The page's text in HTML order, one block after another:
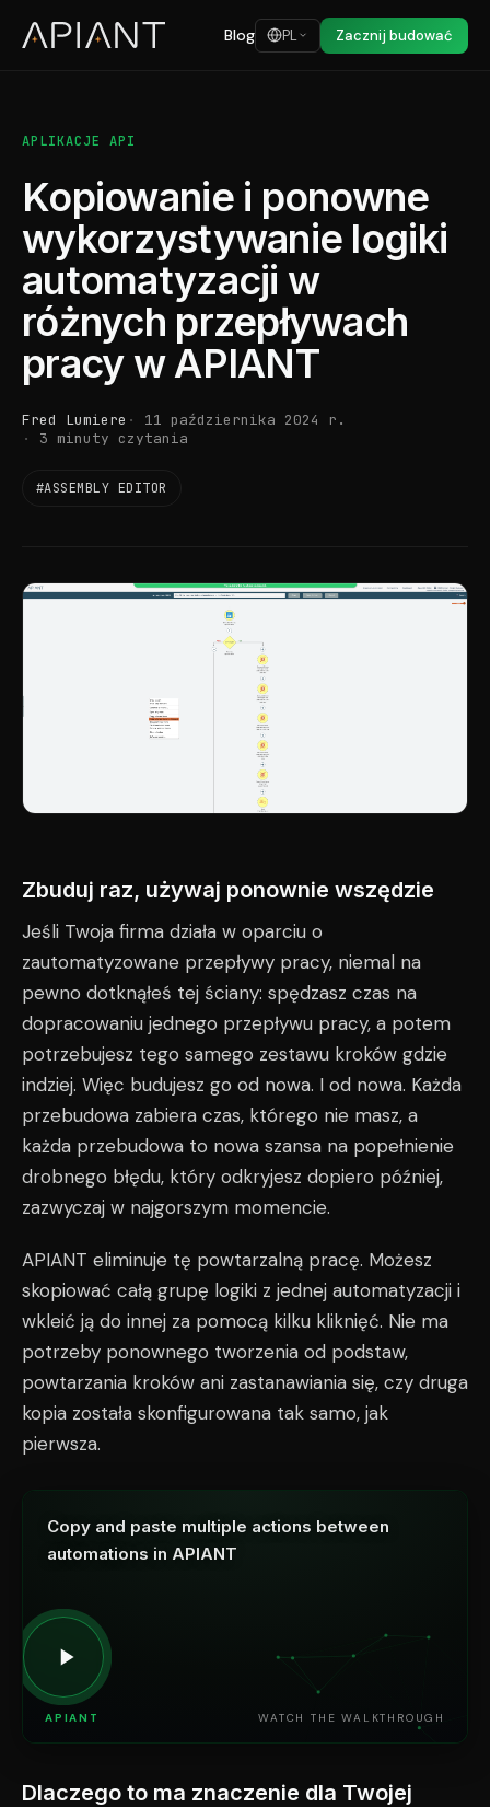
Blog PL Zacznij budować
APLIKACJE API
Kopiowanie i ponowne
wykorzystywanie logiki
automatyzacji w
różnych przepływach
pracy w APIANT
Fred Lumiere
11 października 2024 r.
3 minuty czytania
#ASSEMBLY EDITOR
Zbuduj raz, używaj ponownie wszędzie
Jeśli Twoja firma działa w oparciu o
zautomatyzowane przepływy pracy, niemal na
pewno dotknąłeś tej ściany: spędzasz czas na
dopracowaniu jednego przepływu pracy, a potem
potrzebujesz tego samego zestawu kroków gdzie
indziej. Więc budujesz go od nowa. I od nowa. Każda
przebudowa zabiera czas, którego nie masz, a
każda przebudowa to nowa szansa na popełnienie
drobnego błędu, który odkryjesz dopiero później,
zazwyczaj w najgorszym momencie.
APIANT eliminuje tę powtarzalną pracę. Możesz
skopiować całą grupę logiki z jednej automatyzacji i
wkleić ją do innej za pomocą kilku kliknięć. Nie ma
potrzeby ponownego tworzenia od podstaw,
powtarzania kroków ani zastanawiania się, czy druga
kopia została skonfigurowana tak samo, jak
pierwsza.
Copy and paste multiple actions between
automations in APIANT
APIANT WATCH THE WALKTHROUGH
Dlaczego to ma znaczenie dla Twojej